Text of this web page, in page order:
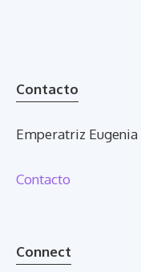
Contacto
Emperatriz Eugenia
Contacto
Connect